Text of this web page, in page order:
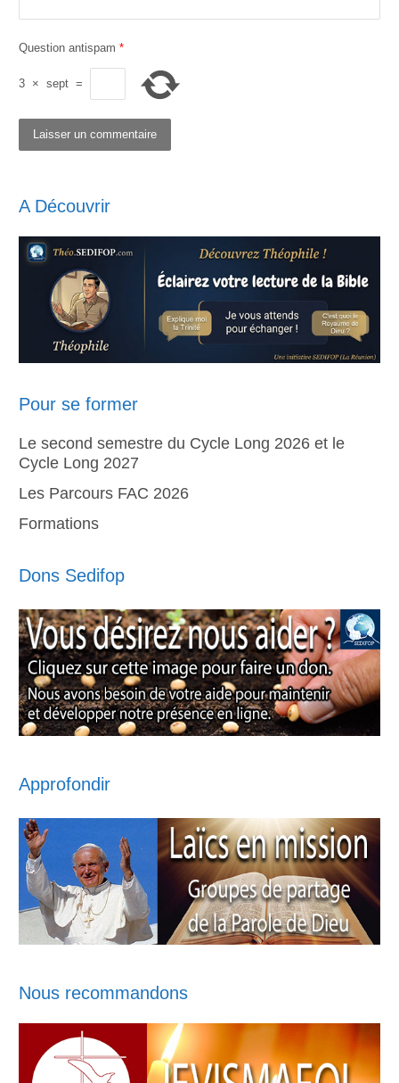
Question antispam *
3 × sept =
A Découvrir
Pour se former
Le second semestre du Cycle Long 2026 et le
Cycle Long 2027
Les Parcours FAC 2026
Formations
Dons Sedifop
Approfondir
Nous recommandons